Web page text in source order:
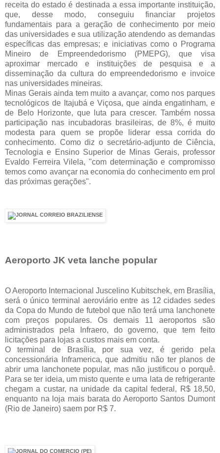
receita do estado é destinada a essa importante instituição,
que, desse modo, conseguiu financiar projetos
fundamentais para a geração de conhecimento por meio
das universidades e sua utilização atendendo as demandas
específicas das empresas; e iniciativas como o Programa
Mineiro de Empreendedorismo (PMEPG), que visa
aproximar mercado e instituições de pesquisa e a
disseminação da cultura do empreendedorismo e invoice
nas universidades mineiras.
Minas Gerais ainda tem muito a avançar, como nos parques
tecnológicos de Itajubá e Viçosa, que ainda engatinham, e
de Belo Horizonte, que luta para crescer. Também nossa
participação nas incubadoras brasileiras, de 8%, é muito
modesta para quem se propõe liderar essa corrida do
conhecimento. Como diz o secretário-adjunto de Ciência,
Tecnologia e Ensino Superior de Minas Gerais, professor
Evaldo Ferreira Vilela, "com determinação e compromisso
temos como avançar na economia do conhecimento em prol
das próximas gerações".
Aeroporto JK veta lanche popular
O Aeroporto Internacional Juscelino Kubitschek, em Brasília,
será o único terminal aeroviário entre as 12 cidades sedes
da Copa do Mundo de futebol que não terá uma lanchonete
com preços populares. Os demais 11 aeroportos são
administrados pela Infraero, do governo, que tem feito
licitações para lojas a custos mais em conta.
O terminal de Brasília, por sua vez, é gerido pela
concessionária Inframerica, que admitiu não ter planos de
abrir uma lanchonete popular, mas não justificou o porquê.
Para se ter ideia, um misto quente e uma lata de refrigerante
chegam a custar, na unidade da capital federal, R$ 18,50,
enquanto na loja mais barata do Aeroporto Santos Dumont
(Rio de Janeiro) saem por R$ 7.